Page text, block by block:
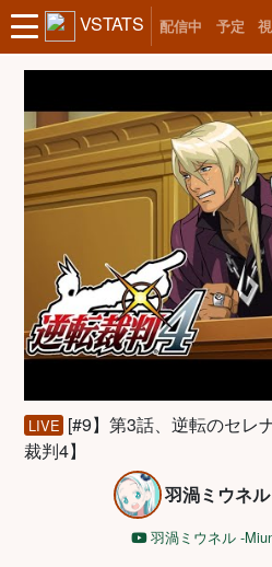
VSTATS 配信中 予定
LIVE [#9】第3話、逆転のセレ
裁判4】
羽渦ミウネル
羽渦ミウネル -